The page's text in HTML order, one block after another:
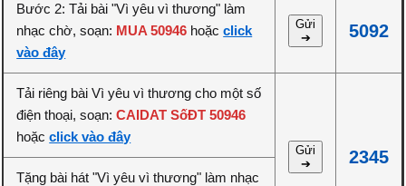
Bước 2: Tải bài "Vì yêu vì thương" làm
nhạc chờ, soạn: MUA 50946 hoặcclick
vào đây
Gửi
➔
5092
Tải riêng bài Vì yêu vì thương cho một số
điện thoại, soạn:CAIDAT SốĐT 50946
hoặcclick vào đây
Gửi
➔
2345
Tặng bài hát "Vì yêu vì thương" làm nhạc